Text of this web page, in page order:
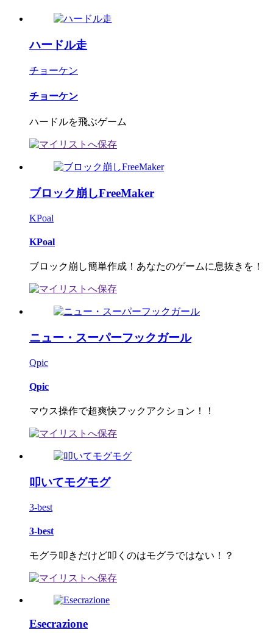
ハードル走
チョーケン
チョーケン
ハードルを飛ぶゲーム
ブロック崩しFreeMaker
KPoal
KPoal
ブロック崩し簡単作成！あなたのゲームに息抜きを！
ニュー・スーパーフックガール
Qpic
Qpic
マウス操作で超爽快フックアクション！！
叩いてモグモグ
3-best
3-best
モグラ叩きだけど叩くのはモグラではない！？
Esecrazione